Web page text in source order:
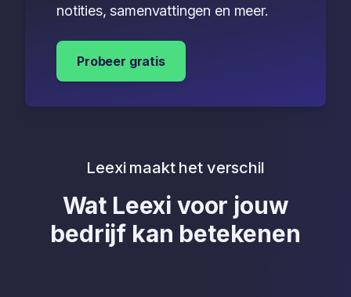
notities, samenvattingen en meer.
Probeer gratis
Leexi maakt het verschil
Wat Leexi voor jouw
bedrijf kan betekenen